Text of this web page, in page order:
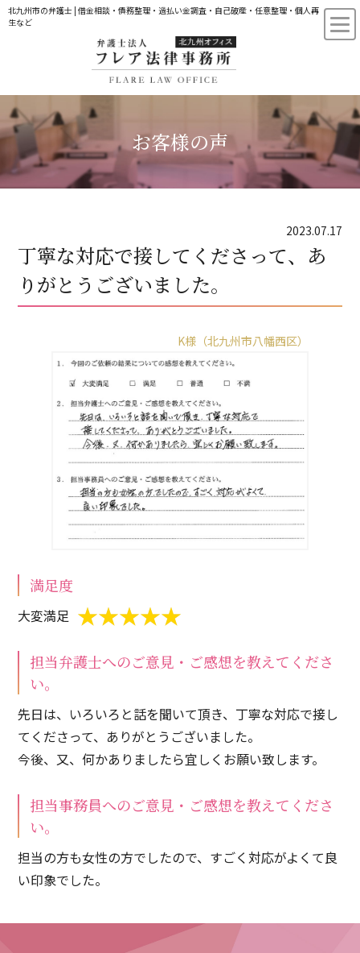
北九州市の弁護士 | 借金相談・債務整理・過払い金調査・自己破産・任意整理・個人再
生など
お客様の声
2023.07.17
丁寧な対応で接してくださって、あ
りがとうございました。
K様（北九州市八幡西区）
満足度
大変満足
担当弁護士へのご意見・ご感想を教えてくださ
い。
先日は、いろいろと話を聞いて頂き、丁寧な対応で接し
てくださって、ありがとうございました。
今後、又、何かありましたら宜しくお願い致します。
担当事務員へのご意見・ご感想を教えてくださ
い。
担当の方も女性の方でしたので、すごく対応がよくて良
い印象でした。